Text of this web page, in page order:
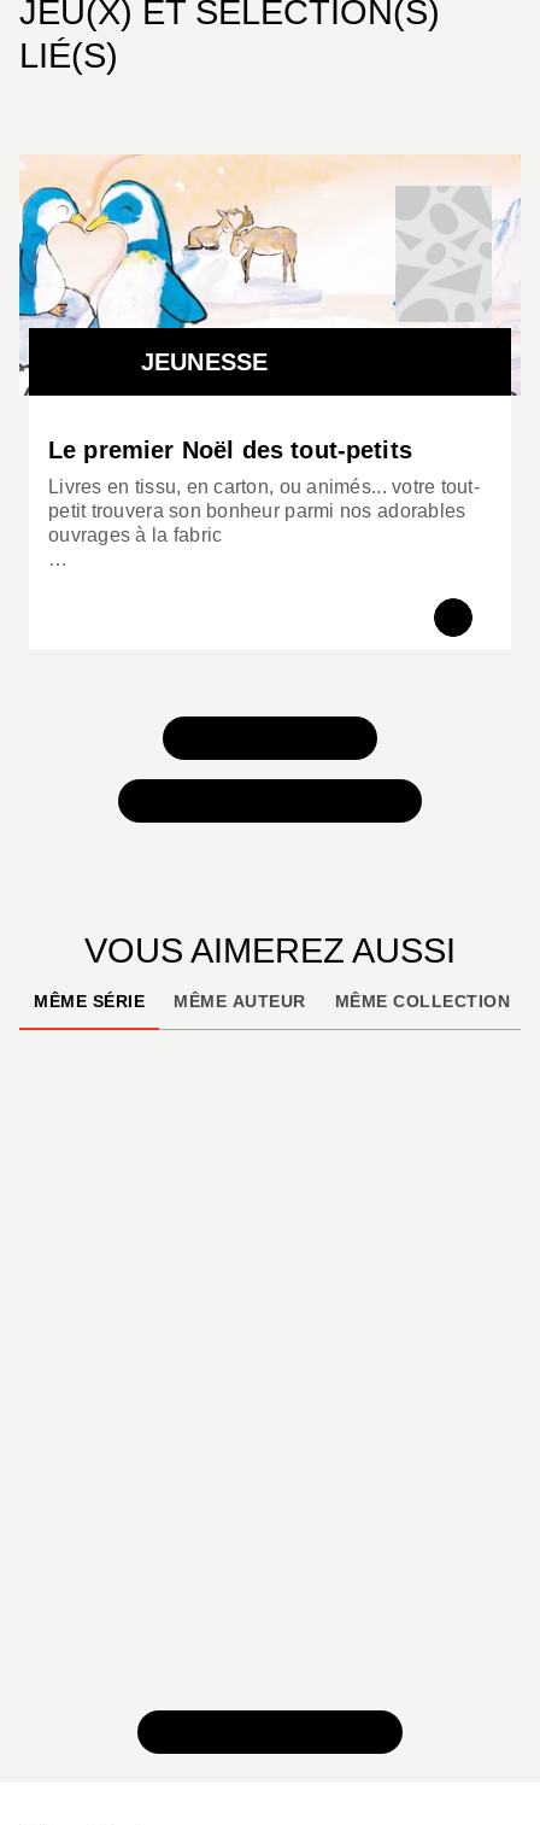
JEU(X) ET SÉLECTION(S)
LIÉ(S)
JEUNESSE
Le premier Noël des tout-petits
Livres en tissu, en carton, ou animés... votre tout-
petit trouvera son bonheur parmi nos adorables
ouvrages à la fabric
…
VOUS AIMEREZ AUSSI
MÊME SÉRIE MÊME AUTEUR MÊME COLLECTION